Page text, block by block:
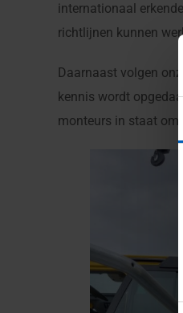
internationaal
richtlijnen kunnen
Daarnaast volgen
kennis wordt
monteurs in staat om